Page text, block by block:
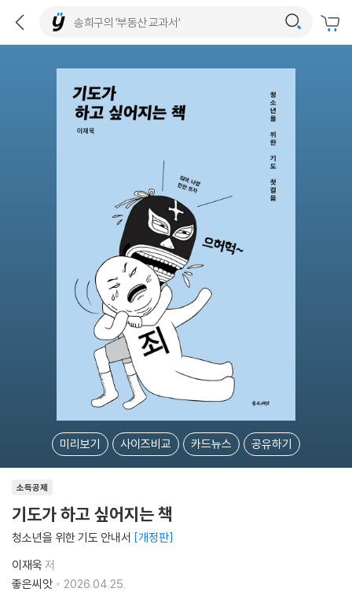
미리보기 사이즈비교 카드뉴스 공유하기
소득공제
기도가 하고 싶어지는 책
청소년을 위한 기도 안내서 개정판
이재욱 저
좋은씨앗
2026.04.25.